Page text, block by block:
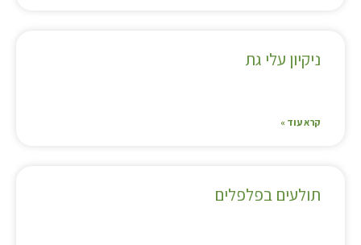
ניקיון עלי גת
קרא עוד »
תולעים בפלפלים